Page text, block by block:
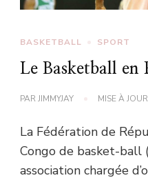
BASKETBALL SPORT
Le Basketball en
PARJIMMYJAY MISE À
La Fédération de
Congo de basket-ball
association chargée